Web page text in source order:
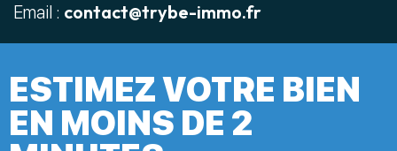
Email : contact@trybe-immo.fr
ESTIMEZ VOTRE BIEN
EN MOINS DE 2